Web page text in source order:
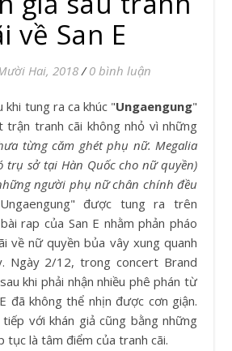
về San E
Hai, 2018 / 0 bình luận
khi tung ra ca khúc "Ungaengung"
trận tranh cãi không nhỏ vì những
từng căm ghét phụ nữ. Megalia
trụ sở tại Hàn Quốc cho nữ quyền)
người phụ nữ chân chính đều
được tung ra trên
rap của San E nhằm phản pháo
về nữ quyền bủa vây xung quanh
Ngày 2/12, trong concert Brand
khi phải nhận nhiều phê phán từ
đã không thể nhịn được cơn giận.
với khán giả cũng bằng những
tục là tâm điểm của tranh cãi.